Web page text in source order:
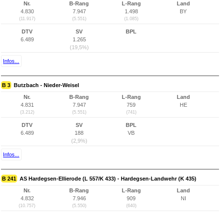
Nr.
4.830
(11.917)
B-Rang
7.947
(5.551)
L-Rang
1.498
(1.085)
Land
BY
DTV
6.489
SV
1.265
(19,5%)
BPL
Infos...
B 3 Butzbach - Nieder-Weisel
Nr.
4.831
(3.212)
B-Rang
7.947
(5.551)
L-Rang
759
(741)
Land
HE
DTV
6.489
SV
188
(2,9%)
BPL
VB
Infos...
B 241 AS Hardegsen-Ellierode (L 557/K 433) - Hardegsen-Landwehr (K 435)
Nr.
4.832
(10.757)
B-Rang
7.946
(5.550)
L-Rang
909
(640)
Land
NI